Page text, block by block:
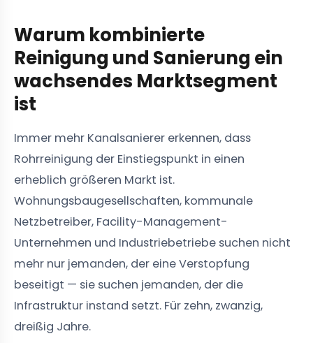
Warum kombinierte
Reinigung und Sanierung ein
wachsendes Marktsegment
ist
Immer mehr Kanalsanierer erkennen, dass
Rohrreinigung der Einstiegspunkt in einen
erheblich größeren Markt ist.
Wohnungsbaugesellschaften, kommunale
Netzbetreiber, Facility-Management-
Unternehmen und Industriebetriebe suchen nicht
mehr nur jemanden, der eine Verstopfung
beseitigt — sie suchen jemanden, der die
Infrastruktur instand setzt. Für zehn, zwanzig,
dreißig Jahre.